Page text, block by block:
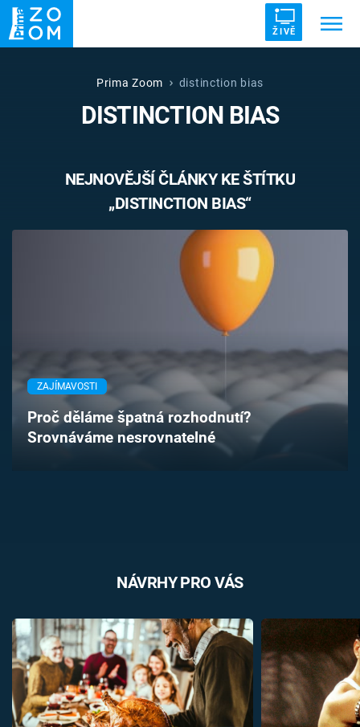
ŽIVĚ
ZRÁDCI UFO DRUHÁ SVĚTOVÁ VÁLKA
VETŘELCI DÁVNOVĚKU
Časopis
Sledujte prima+
Prima Zoom distinction bias
DISTINCTION BIAS
NEJNOVĚJŠÍ ČLÁNKY KE ŠTÍTKU
„DISTINCTION BIAS“
ZAJÍMAVOSTI
Proč děláme špatná rozhodnutí?
Srovnáváme nesrovnatelné
NÁVRHY PRO VÁS